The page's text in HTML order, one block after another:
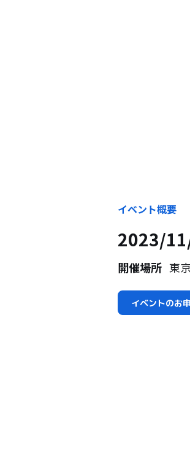
イベント概要
2023/
開催場所 東
イベントのお